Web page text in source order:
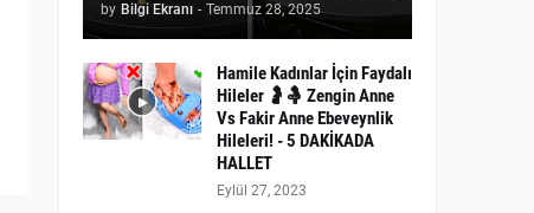
by Bilgi Ekranı - Temmuz 28, 2025
Hamile Kadınlar İçin Faydalı
Hileler 🤰🤱 Zengin Anne
Vs Fakir Anne Ebeveynlik
Hileleri! - 5 DAKİKADA
HALLET
Eylül 27, 2023